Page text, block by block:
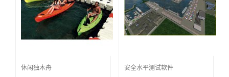
休闲独木舟 安全水平测试软件